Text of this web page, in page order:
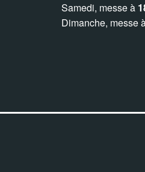
Samedi, messe à
Dimanche, messe